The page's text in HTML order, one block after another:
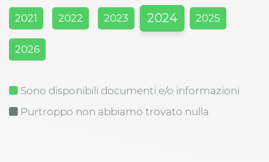
2021 2022 2023 2024 2025
2026
Sono disponibili documenti e/o informazioni
Purtroppo non abbiamo trovato nulla